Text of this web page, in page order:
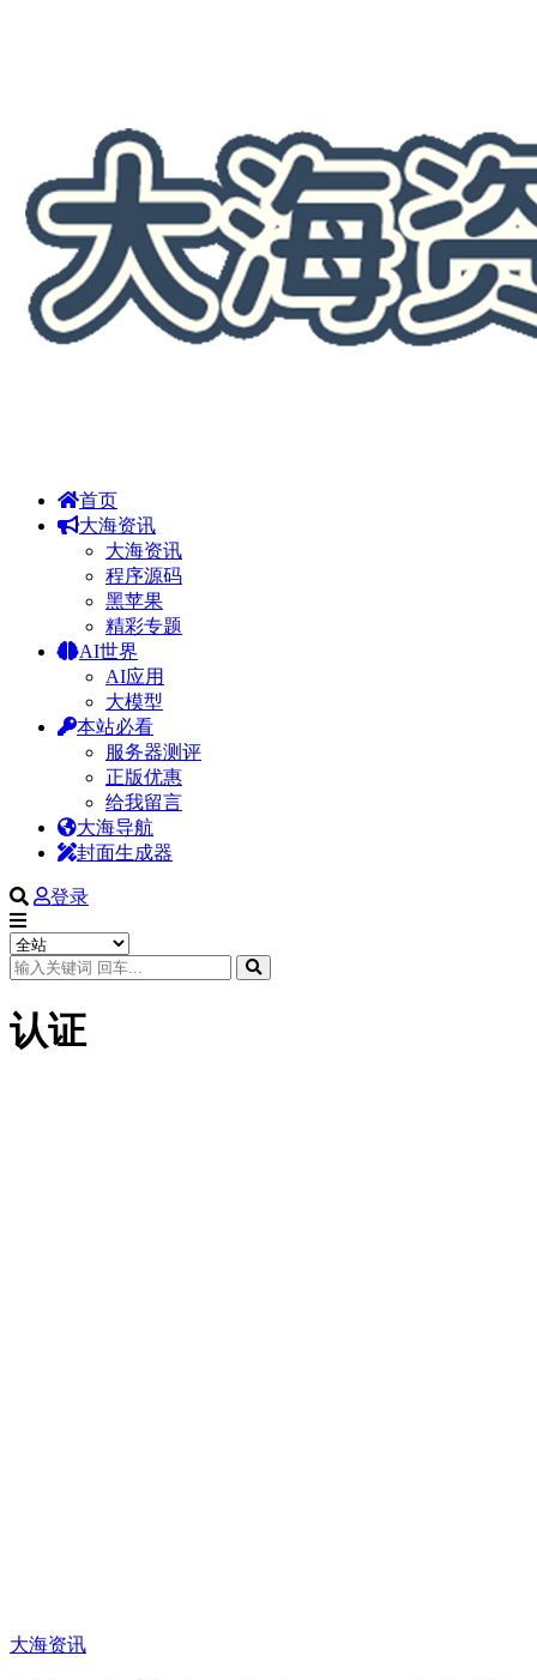
首页
大海资讯
大海资讯
程序源码
黑苹果
精彩专题
AI世界
AI应用
大模型
本站必看
服务器测评
正版优惠
给我留言
大海导航
封面生成器
登录
认证
大海资讯